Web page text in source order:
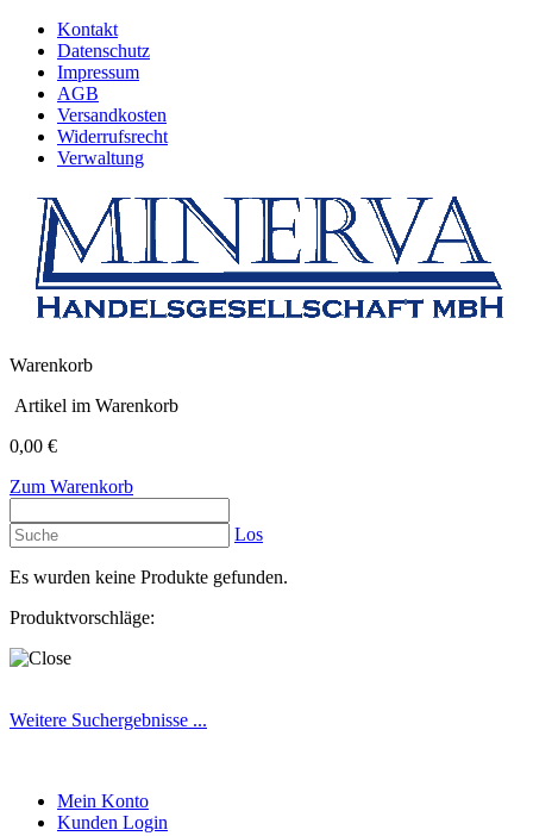
Kontakt
Datenschutz
Impressum
AGB
Versandkosten
Widerrufsrecht
Verwaltung
Warenkorb
Artikel im Warenkorb
0,00 €
Zum Warenkorb
Los
Es wurden keine Produkte gefunden.
Produktvorschläge:
Weitere Suchergebnisse ...
Mein Konto
Kunden Login